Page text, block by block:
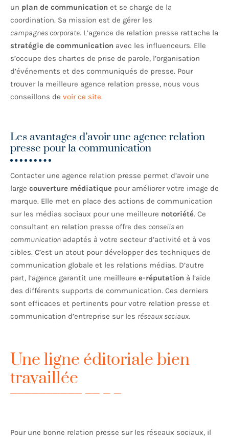
un plan de communication et se charge de la
coordination. Sa mission est de gérer les
campagnes corporate. L’agence de relation presse rattache la
stratégie de communication avec les influenceurs. Elle
s’occupe des chartes de prise de parole, l’organisation
d’événements et des communiqués de presse. Pour
trouver la meilleure agence relation presse, nous vous
conseillons de voir ce site.
Les avantages d’avoir une agence relation
presse pour la communication
Contacter une agence relation presse permet d’avoir une
large couverture médiatique pour améliorer votre image de
marque. Elle met en place des actions de communication
sur les médias sociaux pour une meilleure notoriété. Ce
consultant en relation presse offre des conseils en
communication adaptés à votre secteur d’activité et à vos
cibles. C’est un atout pour développer des techniques de
communication globale et les relations médias. D’autre
part, l’agence garantit une meilleure e-réputation à l’aide
des différents supports de communication. Ces derniers
sont efficaces et pertinents pour votre relation presse et
communication d’entreprise sur les réseaux sociaux.
Une ligne éditoriale bien
travaillée
Pour une bonne relation presse sur les réseaux sociaux, il